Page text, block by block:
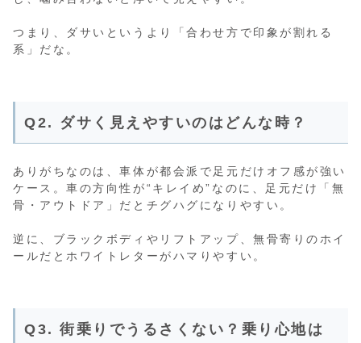
つまり、ダサいというより「合わせ方で印象が割れる
系」だな。
Q2. ダサく見えやすいのはどんな時？
ありがちなのは、車体が都会派で足元だけオフ感が強い
ケース。車の方向性が“キレイめ”なのに、足元だけ「無
骨・アウトドア」だとチグハグになりやすい。
逆に、ブラックボディやリフトアップ、無骨寄りのホイ
ールだとホワイトレターがハマりやすい。
Q3. 街乗りでうるさくない？乗り心地は